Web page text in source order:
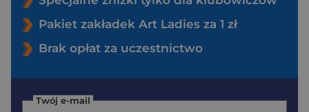
Pakiet zakładek Art Ladies za 1 zł
Brak opłat za uczestnictwo
Twój e-mail